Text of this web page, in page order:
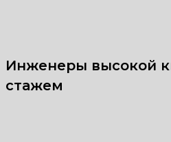
Инженеры высокой
стажем